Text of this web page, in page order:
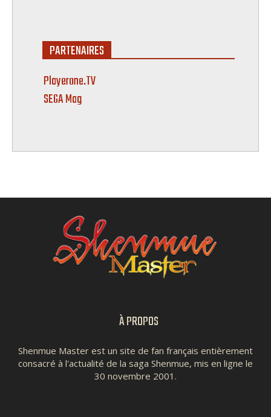
PARTENAIRES
Playerone.TV
SEGA Mag
À PROPOS
Shenmue Master est un site de fan français entièrement
consacré à l'actualité de la saga Shenmue, mis en ligne le
30 novembre 2001.